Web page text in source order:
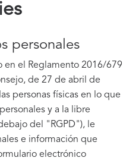
personales
el Reglamento 2016/679
de 27 de abril de
personas físicas en lo que
y a la libre
del "RGPD"), le
e información que
electrónico